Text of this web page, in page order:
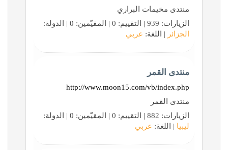
منتدى مخيمات البراري
الزيارات: 939 | التقييم: 0 | المقيّمين: 0 | الدولة:
الجزائر | اللغة: عربي
منتدى القمر
http://www.moon15.com/vb/index.php
منتدى القمر
الزيارات: 882 | التقييم: 0 | المقيّمين: 0 | الدولة:
ليبيا | اللغة: عربي